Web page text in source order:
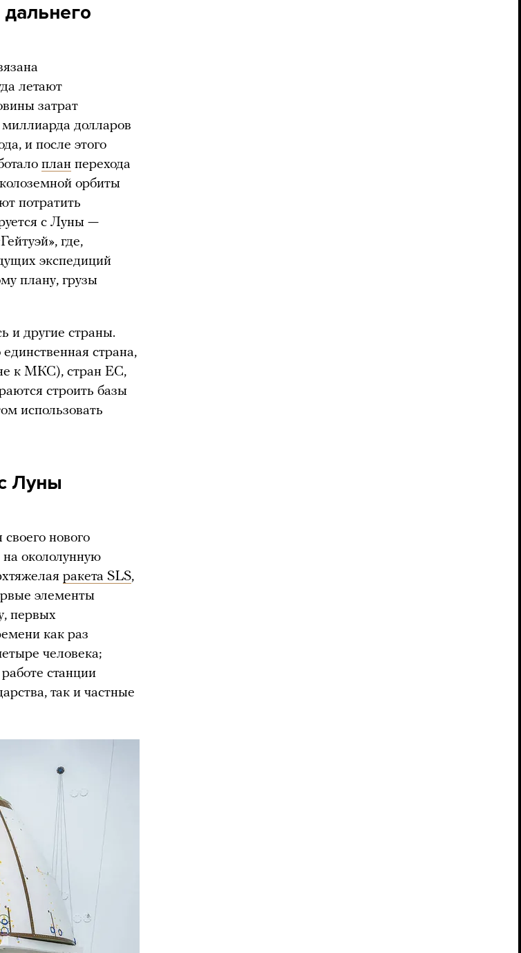
летают
затрат
долларов
и после этого
план перехода
орбиты
потратить
с Луны —
где,
экспедиций
плану, грузы
и другие страны.
страна,
не к МКС), стран ЕС,
строить базы
использовать
Луны
нового
на окололунную
ракета SLS,
элементы
первых
как раз
человека;
станции
так и частные